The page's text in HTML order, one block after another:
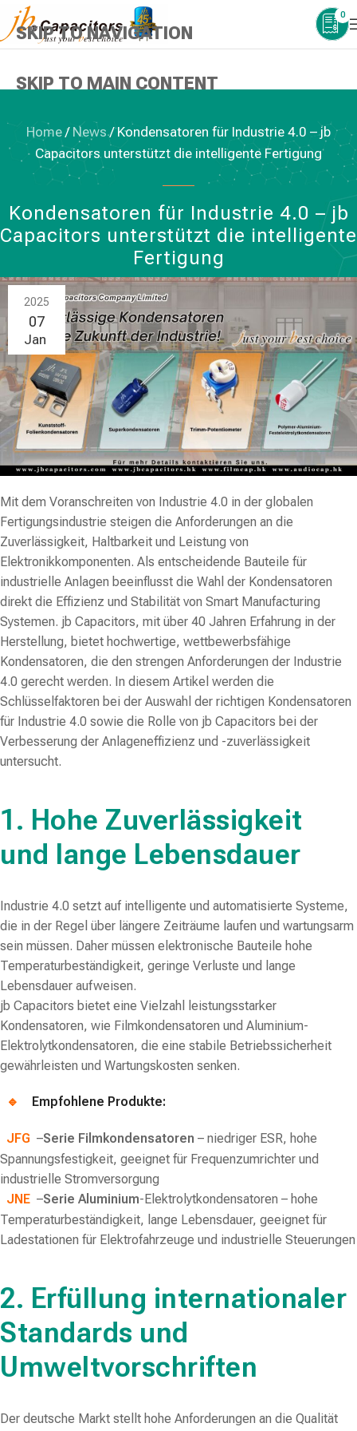
SKIP TO NAVIGATION
SKIP TO MAIN CONTENT
0
Home/ News/Kondensatoren für Industrie 4.0 – jb
Capacitors unterstützt die intelligente Fertigung
Kondensatoren für Industrie 4.0 – jb
Capacitors unterstützt die intelligente
Fertigung
2025
07
Jan
Mit dem Voranschreiten von Industrie 4.0 in der globalen
Fertigungsindustrie steigen die Anforderungen an die
Zuverlässigkeit, Haltbarkeit und Leistung von
Elektronikkomponenten. Als entscheidende Bauteile für
industrielle Anlagen beeinflusst die Wahl der Kondensatoren
direkt die Effizienz und Stabilität von Smart Manufacturing
Systemen. jb Capacitors, mit über 40 Jahren Erfahrung in der
Herstellung, bietet hochwertige, wettbewerbsfähige
Kondensatoren, die den strengen Anforderungen der Industrie
4.0 gerecht werden. In diesem Artikel werden die
Schlüsselfaktoren bei der Auswahl der richtigen Kondensatoren
für Industrie 4.0 sowie die Rolle von jb Capacitors bei der
Verbesserung der Anlageneffizienz und -zuverlässigkeit
untersucht.
1. Hohe Zuverlässigkeit
und lange Lebensdauer
Industrie 4.0 setzt auf intelligente und automatisierte Systeme,
die in der Regel über längere Zeiträume laufen und wartungsarm
sein müssen. Daher müssen elektronische Bauteile hohe
Temperaturbeständigkeit, geringe Verluste und lange
Lebensdauer aufweisen.
jb Capacitors bietet eine Vielzahl leistungsstarker
Kondensatoren, wie Filmkondensatoren und Aluminium-
Elektrolytkondensatoren, die eine stabile Betriebssicherheit
gewährleisten und Wartungskosten senken.
🔹 Empfohlene Produkte:
JFG –Serie Filmkondensatoren – niedriger ESR, hohe
Spannungsfestigkeit, geeignet für Frequenzumrichter und
industrielle Stromversorgung
JNE –Serie Aluminium-Elektrolytkondensatoren – hohe
Temperaturbeständigkeit, lange Lebensdauer, geeignet für
Ladestationen für Elektrofahrzeuge und industrielle Steuerungen
2. Erfüllung internationaler
Standards und
Umweltvorschriften
Der deutsche Markt stellt hohe Anforderungen an die Qualität